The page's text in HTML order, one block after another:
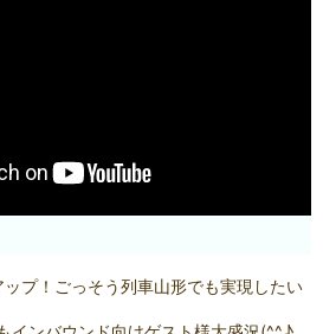
プ！ごっそう列車山形でも実現したい